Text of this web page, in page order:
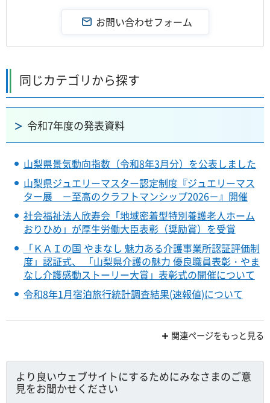
同じカテゴリから探す
令和7年度の発表資料
山梨県景気動向指数（令和8年3月分）を公表しました
山梨県ジュエリーマスター認定制度『ジュエリーマス
ター展 －至高のクラフトマンシップ2026－』開催
社会福祉法人欣寿会「地域密着型特別養護老人ホーム
おりひめ」が厚生労働大臣表彰（奨励賞）を受賞
「ＫＡＩの国 やまなし 魅力ある介護事業所認証評価制
度」認証式、 「山梨県介護の魅力 優良職員表彰・やま
なし介護感動ストーリー大賞」表彰式の開催について
令和8年1月宿泊旅行統計調査結果(速報値)について
関連ページをもっと見る
より良いウェブサイトにするためにみなさまのご意
見をお聞かせください